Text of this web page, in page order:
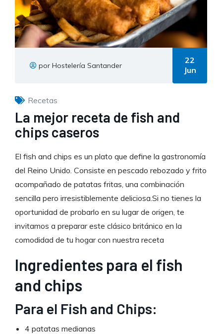
por Hostelería Santander
22
Jun
Recetas
La mejor receta de fish and
chips caseros
El fish and chips es un plato que define la gastronomía
del Reino Unido. Consiste en pescado rebozado y frito
acompañado de patatas fritas, una combinación
sencilla pero irresistiblemente deliciosa.Si no tienes la
oportunidad de probarlo en su lugar de origen, te
invitamos a preparar este clásico británico en la
comodidad de tu hogar con nuestra receta
Ingredientes para el fish
and chips
Para el Fish and Chips:
4 patatas medianas